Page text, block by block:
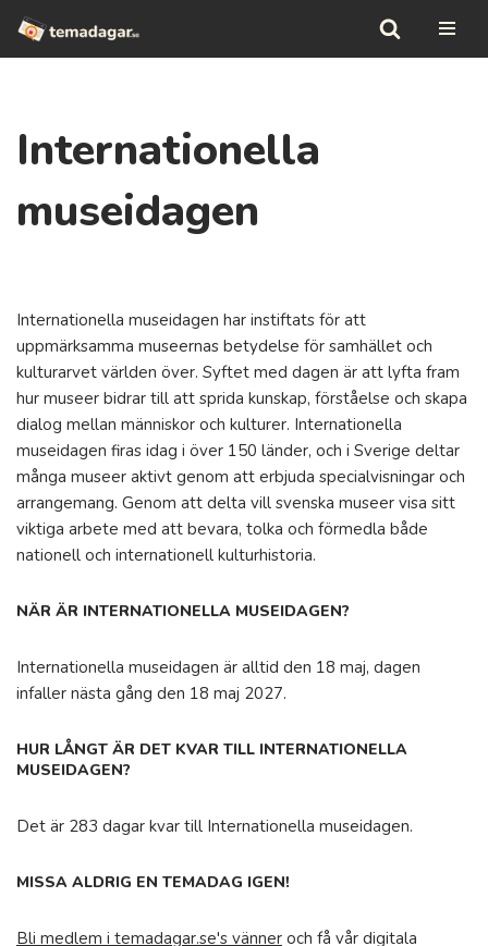
Hoppa
Internationella
museidagen
Internationella museidagen har instiftats för att
uppmärksamma museernas betydelse för samhället och
kulturarvet världen över. Syftet med dagen är att lyfta fram
hur museer bidrar till att sprida kunskap, förståelse och skapa
dialog mellan människor och kulturer. Internationella
museidagen firas idag i över 150 länder, och i Sverige deltar
många museer aktivt genom att erbjuda specialvisningar och
arrangemang. Genom att delta vill svenska museer visa sitt
viktiga arbete med att bevara, tolka och förmedla både
nationell och internationell kulturhistoria.
NÄR ÄR INTERNATIONELLA MUSEIDAGEN?
Internationella museidagen är alltid den 18 maj, dagen
infaller nästa gång den 18 maj 2027.
HUR LÅNGT ÄR DET KVAR TILL INTERNATIONELLA
MUSEIDAGEN?
Det är 283 dagar kvar till Internationella museidagen.
MISSA ALDRIG EN TEMADAG IGEN!
Bli medlem i temadagar.se's vänner och få vår digitala